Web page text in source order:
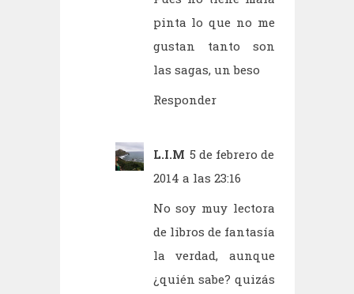
pinta lo que no me
gustan tanto son
las sagas, un beso
Responder
L.I.M 5 de febrero de
2014 a las 23:16
No soy muy lectora
de libros de fantasía
la verdad, aunque
¿quién sabe? quizás